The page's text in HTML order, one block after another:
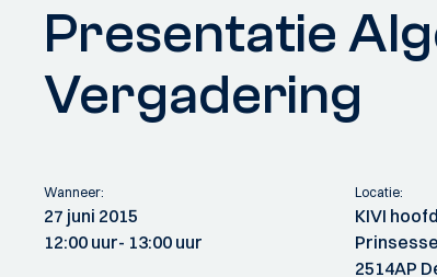
Presentatie
Vergadering
Wanneer:
27 juni 2015
12:00 uur- 13:00 uur
Locatie:
KIVI
2514AP